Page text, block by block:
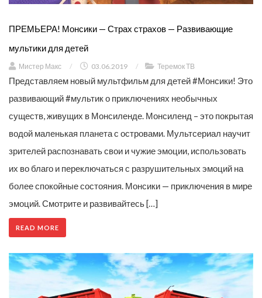
ПРЕМЬЕРА! Монсики — Страх страхов — Развивающие
мультики для детей
Мистер Макс / 03.06.2019 / Теремок ТВ
Представляем новый мультфильм для детей #Монсики! Это
развивающий #мультик о приключениях необычных
существ, живущих в Монсиленде. Монсиленд – это покрытая
водой маленькая планета с островами. Мультсериал научит
зрителей распознавать свои и чужие эмоции, использовать
их во благо и переключаться с разрушительных эмоций на
более спокойные состояния. Монсики — приключения в мире
эмоций. Смотрите и развивайтесь […]
READ MORE